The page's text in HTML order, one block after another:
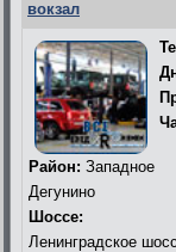
вокзал
Район: Западное
Дегунино
Шоссе:
Ленинградское